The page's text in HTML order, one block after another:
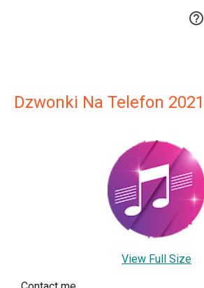

Dzwonki Na Telefon 2021
View Full Size